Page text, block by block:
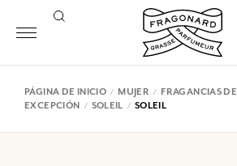
PÁGINA DE INICIO MUJER
FRAGANCIAS DE
EXCEPCIÓN
SOLEIL SOLEIL